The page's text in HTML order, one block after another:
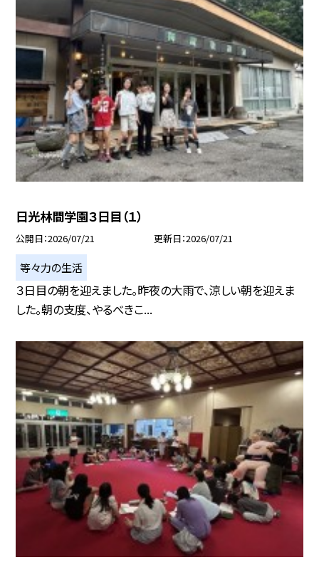
日光林間学園３日目（１）
公開日 2026/07/21 更新日 2026/07/21
等々力の生活
３日目の朝を迎えました。昨夜の大雨で、涼しい朝を迎えま
した。朝の支度、やるべきこ...